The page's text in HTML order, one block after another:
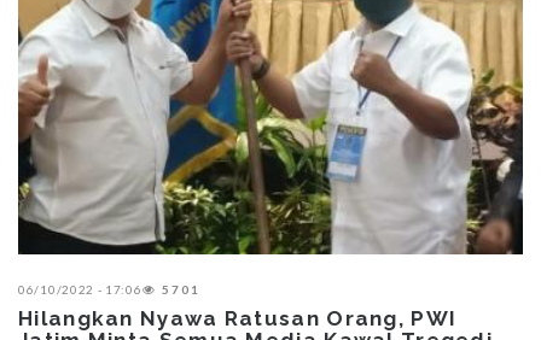
06/10/2022 - 17:06 5701
Hilangkan Nyawa Ratusan Orang, PWI